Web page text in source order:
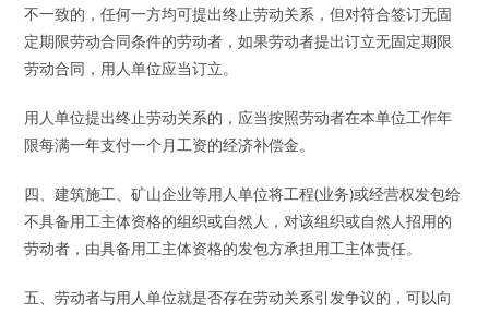
不一致的，任何一方均可提出终止劳动关系，但对符合签订无固
定期限劳动合同条件的劳动者，如果劳动者提出订立无固定期限
劳动合同，用人单位应当订立。
用人单位提出终止劳动关系的，应当按照劳动者在本单位工作年
限每满一年支付一个月工资的经济补偿金。
四、建筑施工、矿山企业等用人单位将工程(业务)或经营权发包给
不具备用工主体资格的组织或自然人，对该组织或自然人招用的
劳动者，由具备用工主体资格的发包方承担用工主体责任。
五、劳动者与用人单位就是否存在劳动关系引发争议的，可以向